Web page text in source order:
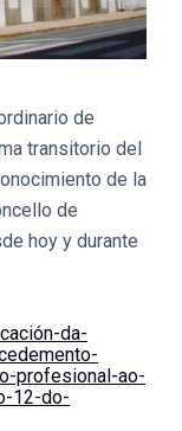
de
transitorio del
de la
de
hoy y durante
da-
profesional-ao-
12-do-